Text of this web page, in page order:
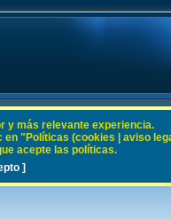
y más relevante experiencia.
"Políticas (cookies | aviso
acepte las políticas.
]